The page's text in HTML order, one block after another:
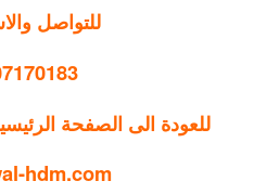
للتواصل والاستفسار
للعودة الى الصفحة
hdm.com